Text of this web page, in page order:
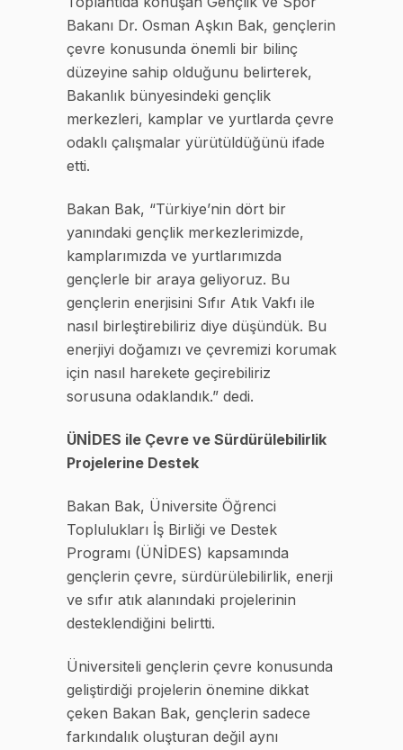
Bakanı Dr. Osman Aşkın Bak, gençlerin
çevre konusunda önemli bir bilinç
düzeyine sahip olduğunu belirterek,
Bakanlık bünyesindeki gençlik
merkezleri, kamplar ve yurtlarda çevre
odaklı çalışmalar yürütüldüğünü ifade
etti.
Bakan Bak, “Türkiye’nin dört bir
yanındaki gençlik merkezlerimizde,
kamplarımızda ve yurtlarımızda
gençlerle bir araya geliyoruz. Bu
gençlerin enerjisini Sıfır Atık Vakfı ile
nasıl birleştirebiliriz diye düşündük. Bu
enerjiyi doğamızı ve çevremizi korumak
için nasıl harekete geçirebiliriz
sorusuna odaklandık.” dedi.
ÜNİDES ile Çevre ve Sürdürülebilirlik
Projelerine Destek
Bakan Bak, Üniversite Öğrenci
Toplulukları İş Birliği ve Destek
Programı (ÜNİDES) kapsamında
gençlerin çevre, sürdürülebilirlik, enerji
ve sıfır atık alanındaki projelerinin
desteklendiğini belirtti.
Üniversiteli gençlerin çevre konusunda
geliştirdiği projelerin önemine dikkat
çeken Bakan Bak, gençlerin sadece
farkındalık oluşturan değil aynı